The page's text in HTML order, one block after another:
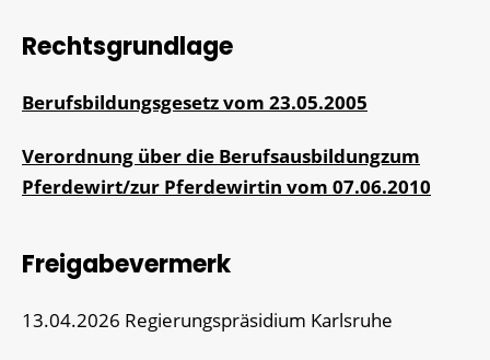
Rechtsgrundlage
Berufsbildungsgesetz vom 23.05.2005
Verordnung über die Berufsausbildungzum
Pferdewirt/zur Pferdewirtin vom 07.06.2010
Freigabevermerk
13.04.2026 Regierungspräsidium Karlsruhe